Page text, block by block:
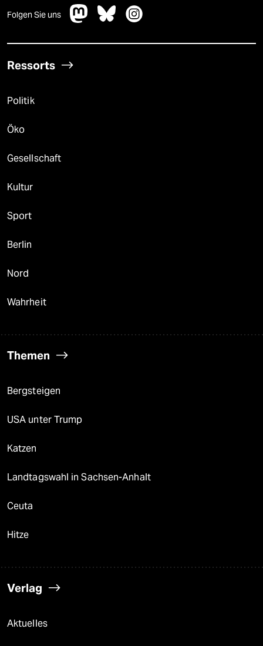
Folgen Sie uns
Ressorts
Politik
Öko
Gesellschaft
Kultur
Sport
Berlin
Nord
Wahrheit
Themen
Bergsteigen
USA unter Trump
Katzen
Landtagswahl in Sachsen-Anhalt
Ceuta
Hitze
Verlag
Aktuelles